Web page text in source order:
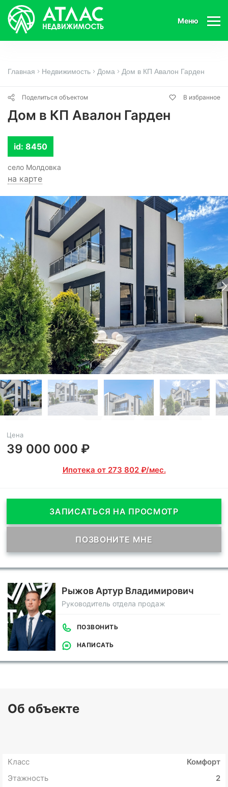
Меню
Главная Недвижимость Дома Дом в КП Авалон Гарден
Поделиться объектом В избранное
Дом в КП Авалон Гарден
id: 8450
село Молдовка
на карте
Цена
39 000 000 ₽
Ипотека от 273 802 ₽/мес.
ЗАПИСАТЬСЯ НА ПРОСМОТР
ПОЗВОНИТЕ МНЕ
Рыжов Артур Владимирович
Руководитель отдела продаж
ПОЗВОНИТЬ
НАПИСАТЬ
Об объекте
Класс
Комфорт
Этажность
2